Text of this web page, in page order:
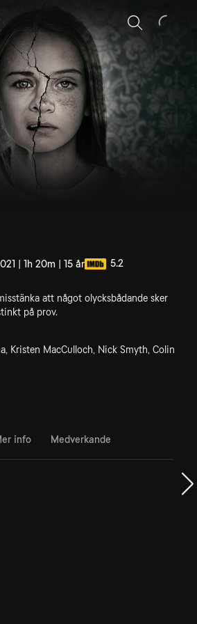
Sök
| 1h 20m | 15 år 5.2
att något olycksbådande sker
på prov.
Kristen MacCulloch, Nick Smyth, Colin
info Medverkande